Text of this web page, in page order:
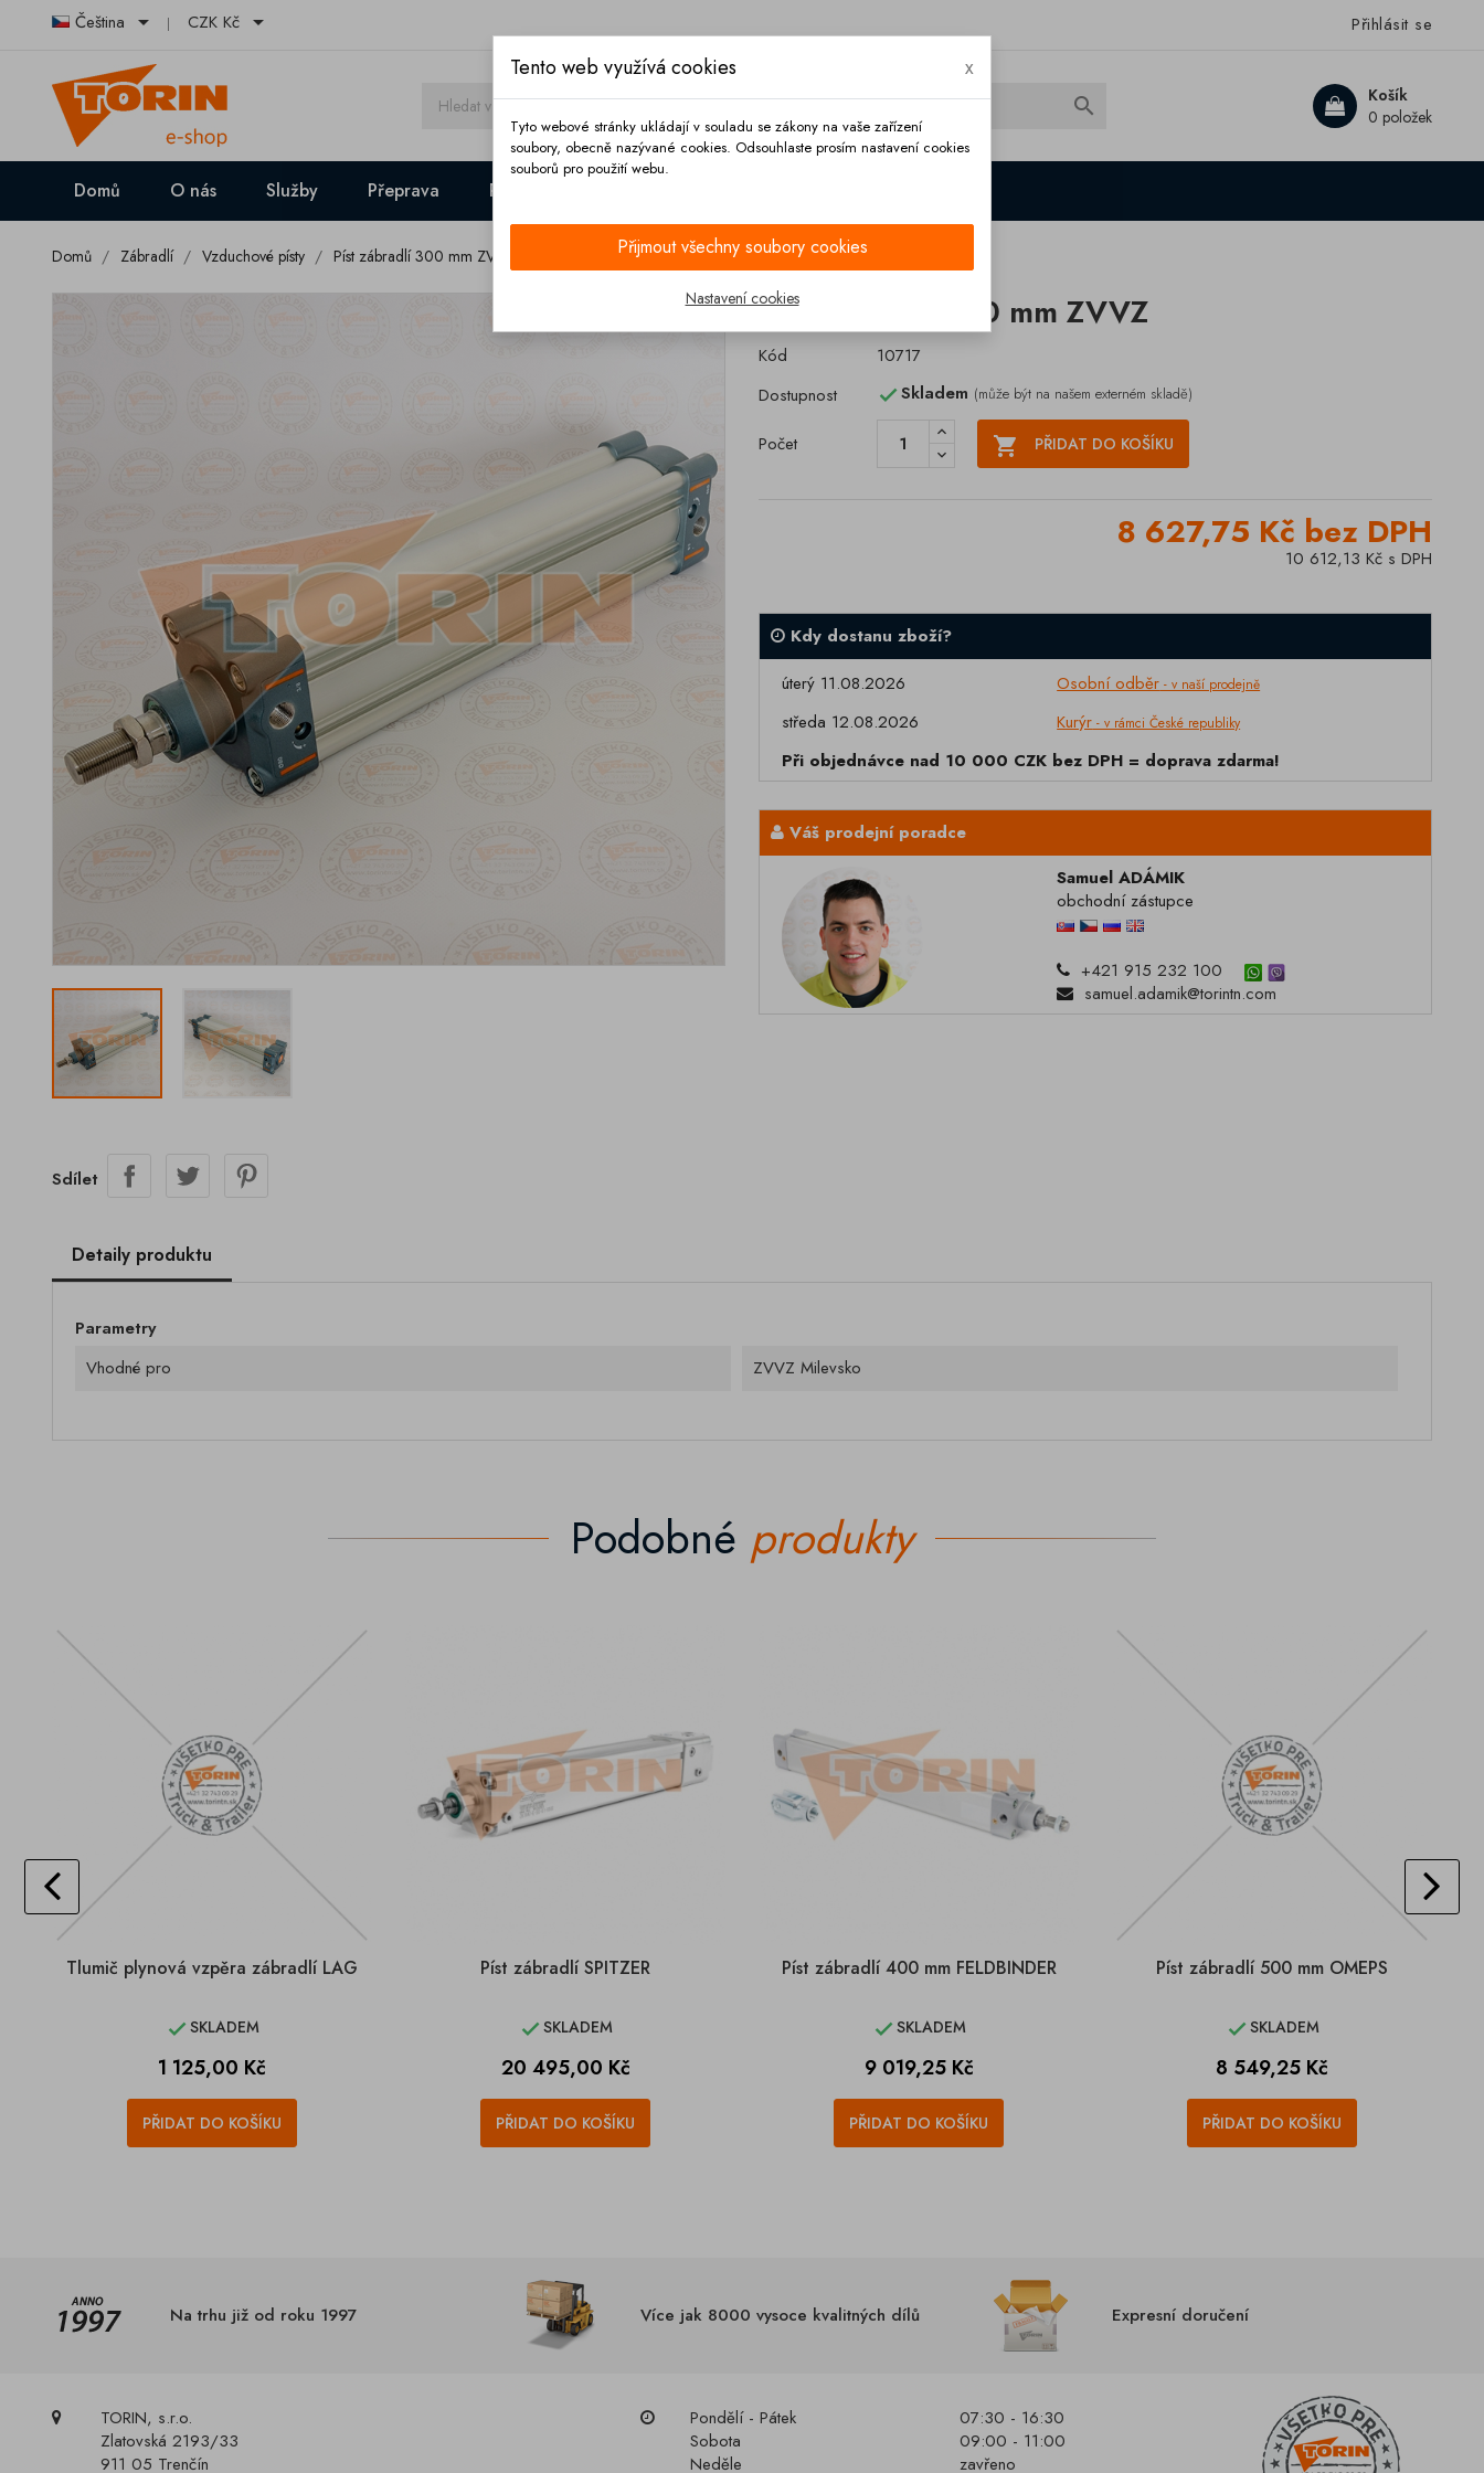
Čeština  CZK Kč  Přihlásit se
Košík
0 položek

Domů O nás Služby Přeprava Platba
Domů Zábradlí Vzduchové písty Píst zábradlí 300 mm ZVVZ
Píst zábradlí 300 mm ZVVZ
Kód
10717
Dostupnost
Skladem (může být na našem externém skladě)
Počet  PŘIDAT DO KOŠÍKU
8 627,75 Kč bez DPH
10 612,13 Kč s DPH
Kdy dostanu zboží?
úterý 11.08.2026
Osobní odběr - v naší prodejně
středa 12.08.2026 Kurýr - v rámci České republiky
Při objednávce nad 10 000 CZK bez DPH = doprava zdarma!
Váš prodejní poradce
Samuel ADÁMIK
obchodní zástupce
+421 915 232 100
samuel.adamik@torintn.com
Sdílet
Detaily produktu
Parametry
Vhodné pro
ZVVZ Milevsko
Podobné produkty
Tlumič plynová vzpěra zábradlí LAG
SKLADEM
Cena
1 125,00 Kč
PŘIDAT DO KOŠÍKU
Píst zábradlí SPITZER
SKLADEM
Cena
20 495,00 Kč
PŘIDAT DO KOŠÍKU
Píst zábradlí 400 mm FELDBINDER
SKLADEM
Cena
9 019,25 Kč
PŘIDAT DO KOŠÍKU
Píst zábradlí 500 mm OMEPS
SKLADEM
Cena
8 549,25 Kč
PŘIDAT DO KOŠÍKU
Na trhu již od roku 1997 Více jak 8000 vysoce kvalitných dílů Expresní doručení
TORIN, s.r.o.
Zlatovská 2193/33
911 05 Trenčín
Pondělí - Pátek
07:30 - 16:30
Sobota
09:00 - 11:00
Neděle
zavřeno
Tento web využívá cookies x
Tyto webové stránky ukládají v souladu se zákony na vaše zařízení
soubory, obecně nazývané cookies. Odsouhlaste prosím nastavení cookies
souborů pro použití webu.
Přijmout všechny soubory cookies
Nastavení cookies